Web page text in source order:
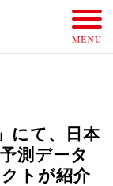
にて、日本
測データ
トが紹介